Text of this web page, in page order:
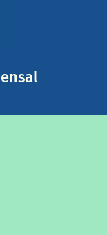
a sua ajuda